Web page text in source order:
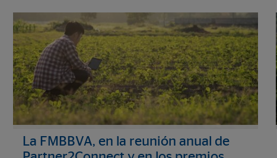
La FMBBVA, en la reunión anual de